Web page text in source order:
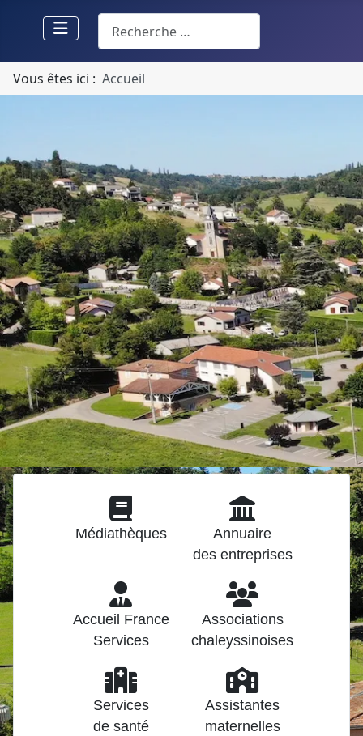
Rechercher
Vous êtes ici : Accueil
Médiathèques
Annuaire
des entreprises
Accueil France
Services
Associations
chaleyssinoises
Services
de santé
Assistantes
maternelles